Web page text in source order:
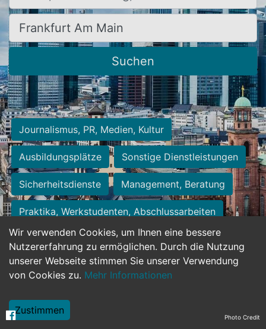
Wir verwenden Cookies, um Ihnen eine bessere
Nutzererfahrung zu ermöglichen. Durch die Nutzung
unserer Webseite stimmen Sie unserer Verwendung
von Cookies zu. Mehr Informationen
Zustimmen
Ort, Stadt
Suchen
Journalismus, PR, Medien, Kultur
Ausbildungsplätze Sonstige Dienstleistungen
Sicherheitsdienste Management, Beratung
Praktika, Werkstudenten, Abschlussarbeiten
Personalwesen Assistenz, Sekretariat
Hilfskräfte, Aushilfs- und Nebenjobs
Weiterbildung, Studium, duale Ausbildung Photo Credit